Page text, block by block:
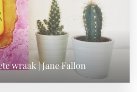
wraak | Jane Fallon